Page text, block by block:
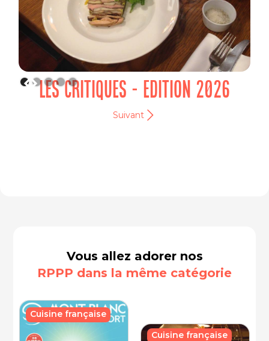
LES CRITIQUES - EDITION 2026
Suivant
Vous allez adorer nos
RPPP dans la même catégorie
Cuisine française
Cuisine française